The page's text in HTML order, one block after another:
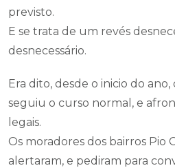
previsto.
E se trata de um revés
desnecessário.
Era dito, desde o inicio do
seguiu o curso normal, e
legais.
Os moradores dos bairros Pio
alertaram, e pediram para